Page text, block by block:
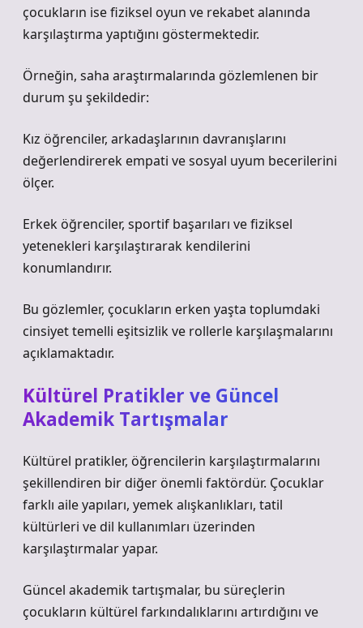
çocukların ise fiziksel oyun ve rekabet alanında
karşılaştırma yaptığını göstermektedir.
Örneğin, saha araştırmalarında gözlemlenen bir
durum şu şekildedir:
Kız öğrenciler, arkadaşlarının davranışlarını
değerlendirerek empati ve sosyal uyum becerilerini
ölçer.
Erkek öğrenciler, sportif başarıları ve fiziksel
yetenekleri karşılaştırarak kendilerini
konumlandırır.
Bu gözlemler, çocukların erken yaşta toplumdaki
cinsiyet temelli eşitsizlikve rollerle karşılaşmalarını
açıklamaktadır.
Kültürel Pratikler ve Güncel
Akademik Tartışmalar
Kültürel pratikler, öğrencilerin karşılaştırmalarını
şekillendiren bir diğer önemli faktördür. Çocuklar
farklı aile yapıları, yemek alışkanlıkları, tatil
kültürleri ve dil kullanımları üzerinden
karşılaştırmalar yapar.
Güncel akademik tartışmalar, bu süreçlerin
çocukların kültürel farkındalıklarını artırdığını ve